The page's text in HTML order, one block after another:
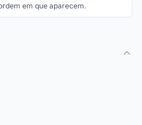
em que aparecem.